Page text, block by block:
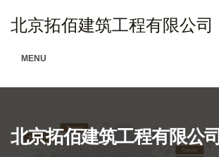
北京拓佰建筑工程有限公司
MENU
北京拓佰建筑工程有限公司